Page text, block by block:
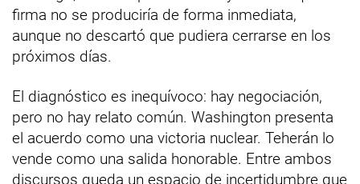
firma no se produciría de forma inmediata,
aunque no descartó que pudiera cerrarse en los
próximos días.
El diagnóstico es inequívoco: hay negociación,
pero no hay relato común. Washington presenta
el acuerdo como una victoria nuclear. Teherán lo
vende como una salida honorable. Entre ambos
discursos queda un espacio de incertidumbre que